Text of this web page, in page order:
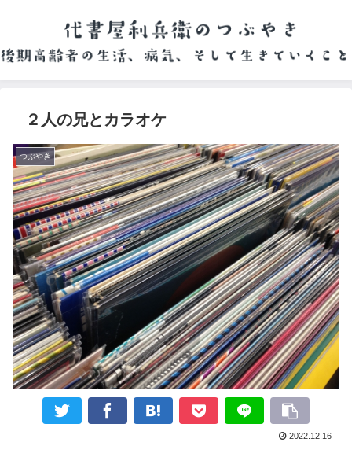
２人の兄とカラオケ
つぶやき
2022.12.16